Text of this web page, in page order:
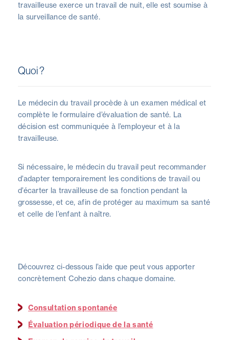
travailleuse exerce un travail de nuit, elle est soumise à
la surveillance de santé.
Quoi ?
Le médecin du travail procède à un examen médical et
complète le formulaire d’évaluation de santé. La
décision est communiquée à l’employeur et à la
travailleuse.
Si nécessaire, le médecin du travail peut recommander
d’adapter temporairement les conditions de travail ou
d’écarter la travailleuse de sa fonction pendant la
grossesse, et ce, afin de protéger au maximum sa santé
et celle de l’enfant à naître.
Découvrez ci-dessous l’aide que peut vous apporter
concrètement Cohezio dans chaque domaine.
Consultation spontanée
Évaluation périodique de la santé